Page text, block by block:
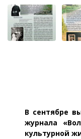
В сентябре
журнала
культурной